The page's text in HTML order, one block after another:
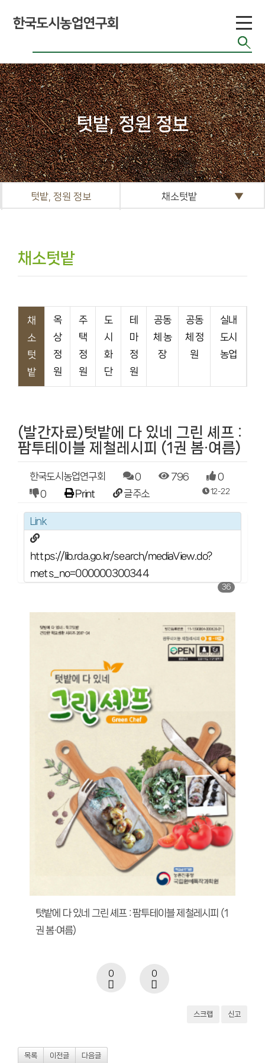
니
공지게시판
도시농업 관련단
체 자료
기타자료실
FAQ
텃밭, 정원 정보
텃밭, 정원 정보 채소텃밭
채소텃밭
채
소
텃
밭
옥
상
정
원
주
택
정
원
도
시
화
단
테
마
정
원
공동
체 농
장
공동
체 정
원
실내
도시
농업
(발간자료)텃밭에 다 있네 그린 셰프 :
팜투테이블 제철레시피 (1권 봄·여름)
한국도시농업연구회 0 796
0
0
Print 글주소 12-22
Link
https://lib.rda.go.kr/search/mediaView.do?
mets_no=000000300344
36
텃밭에 다 있네 그린 셰프 : 팜투테이블 제철레시피 (1
권 봄·여름)
0 0
스크랩 신고
목록 이전글 다음글